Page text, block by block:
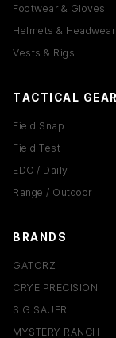
Footwear & Gloves
Helmets & Headwear
Vests & Rigs
TACTICAL GEAR
Field Snap
Field Test
EDC / Daily
Range / Outdoor
BRANDS
GATORZ
CRYE PRECISION
SIG SAUER
MYSTERY RANCH